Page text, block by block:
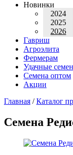
Новинки
2024
2025
2026
Гавриш
Агроэлита
Фермерам
Удачные
Семена оптом
Акции
Главная /Каталог
Семена